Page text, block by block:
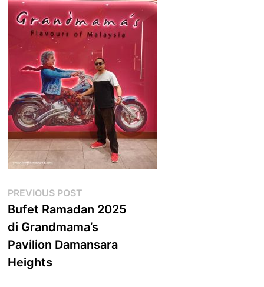
Post
navigation
PREVIOUS POST
post:
Bufet Ramadan 2025
di Grandmama’s
Pavilion Damansara
Heights